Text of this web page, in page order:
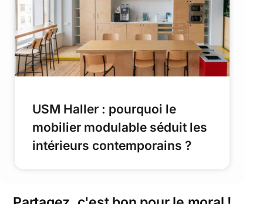
USM Haller : pourquoi le
mobilier modulable séduit les
intérieurs contemporains ?